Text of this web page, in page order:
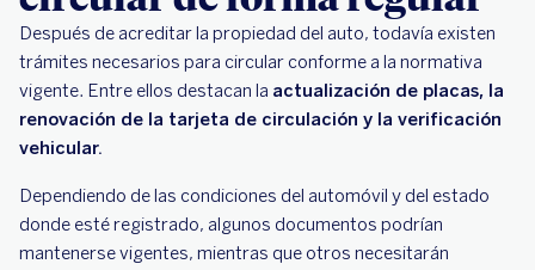
Después de acreditar la propiedad del auto, todavía existen
trámites necesarios para circular conforme a la normativa
vigente. Entre ellos destacan la actualización de placas, la
renovación de la tarjeta de circulación y la verificación
vehicular.
Dependiendo de las condiciones del automóvil y del estado
donde esté registrado, algunos documentos podrían
mantenerse vigentes, mientras que otros necesitarán